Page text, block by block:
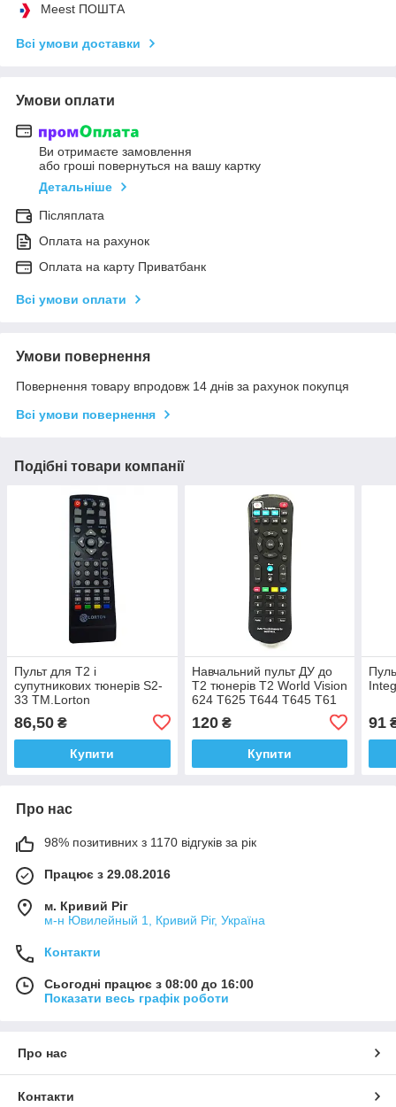
Meest ПОШТА
Всі умови доставки
Умови оплати
Ви отримаєте замовлення
або гроші повернуться на вашу картку
Детальніше
Післяплата
Оплата на рахунок
Оплата на карту Приватбанк
Всі умови оплати
Умови повернення
Повернення товару впродовж 14 днів за рахунок покупця
Всі умови повернення
Подібні товари компанії
Пульт для Т2 і
супутникових тюнерів S2-
33 TM.Lorton
86,50 ₴
Купити
Навчальний пульт ДУ до
Т2 тюнерів T2 World Vision
624 T625 T644 T645 Т61
120₴
Купити
91
Про нас
98% позитивних з 1170 відгуків за рік
Працює з 29.08.2016
м. Кривий Ріг
м-н Ювилейный 1, Кривий Ріг, Україна
Контакти
Сьогодні працює з 08:00 до 16:00
Показати весь графік роботи
Про нас
Контакти